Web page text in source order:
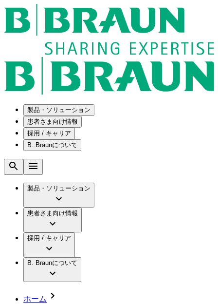
製品・ソリューション
ソリューション
メンテナンスプログラム
国内の修理サービスセンター
手術器具の管理、再生処理工程の業務改善
製品・診療領域
歯科
低侵襲手術 （内視鏡外科手術）
患者さま向け情報
腰椎椎間板ヘルニアについて
水頭症について
慢性創傷の治癒
アクトリーン ハイライト カテ
アクトリーン ハイライト セット
疾患・症状
採用 / キャリア
ビー・ブラウンエースクラップ株式会社の
ビー・ブラウンエースクラップ株式会社の
会社概要
報
要
キャリア（B. Braunで働くということ）
B. Braunについて
ビジョンとバリュー
ブランド
ついて
イノベーション
私たちの責任
製品・ソリューション
患者さま向け情報
採用 / キャリア
B. Braunについて
ホーム